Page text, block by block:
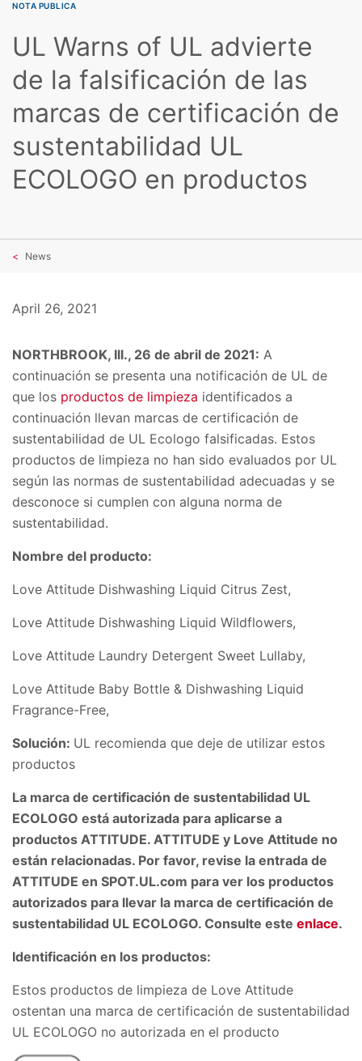
NOTA PUBLICA
UL Warns of UL advierte
de la falsificación de las
marcas de certificación de
sustentabilidad UL
ECOLOGO en productos
News
April 26, 2021
NORTHBROOK, Ill., 26 de abril de 2021: A
continuación se presenta una notificación de UL de
que los productos de limpieza identificados a
continuación llevan marcas de certificación de
sustentabilidad de UL Ecologo falsificadas. Estos
productos de limpieza no han sido evaluados por UL
según las normas de sustentabilidad adecuadas y se
desconoce si cumplen con alguna norma de
sustentabilidad.
Nombre del producto:
Love Attitude Dishwashing Liquid Citrus Zest,
Love Attitude Dishwashing Liquid Wildflowers,
Love Attitude Laundry Detergent Sweet Lullaby,
Love Attitude Baby Bottle & Dishwashing Liquid
Fragrance-Free,
Solución: UL recomienda que deje de utilizar estos
productos
La marca de certificación de sustentabilidad UL
ECOLOGO está autorizada para aplicarse a
productos ATTITUDE. ATTITUDE y Love Attitude no
están relacionadas. Por favor, revise la entrada de
ATTITUDE en SPOT.UL.com para ver los productos
autorizados para llevar la marca de certificación de
sustentabilidad UL ECOLOGO. Consulte este enlace.
Identificación en los productos:
Estos productos de limpieza de Love Attitude
ostentan una marca de certificación de sustentabilidad
UL ECOLOGO no autorizada en el producto